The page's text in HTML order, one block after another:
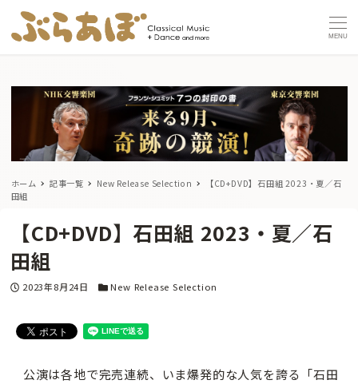
MENU
ホーム 記事一覧 New Release Selection
【CD+DVD】石田組 2023・夏／石
田組
【CD+DVD】石田組 2023・夏／石
田組
投稿日
2023年8月24日 カテゴリー
New Release Selection
公演は各地で完売連続、いま爆発的な人気を誇る「石田